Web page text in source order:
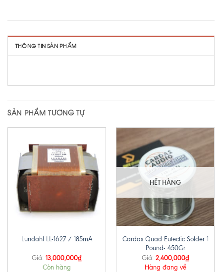
THÔNG TIN SẢN PHẨM
SẢN PHẨM TƯƠNG TỰ
Lundahl LL-1627 / 185mA
Giá: 13,000,000₫
Còn hàng
HẾT HÀNG
Cardas Quad Eutectic Solder 1
Pound- 450Gr
Giá: 2,400,000₫
Hàng đang về